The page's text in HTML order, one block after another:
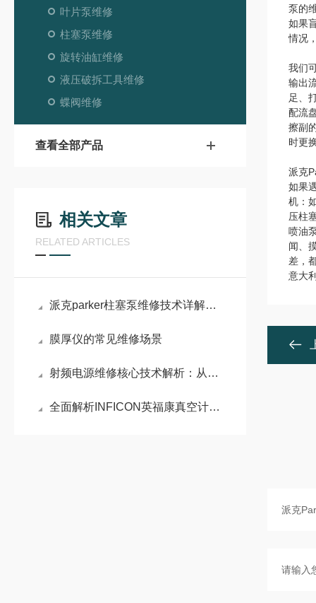
叶片泵维修
柱塞泵维修
旋转油缸维修
液压破拆工具维修
蝶阀维修
查看全部产品
相关文章
RELATED ARTICLES
派克parker柱塞泵维修技术详解：常见故障诊断与维护策略
膜厚仪的常见维修场景
射频电源维修核心技术解析：从电弧防护到精准阻抗匹配
全面解析INFICON英福康真空计维修技术：从故障诊断到专业维护
泵的
如果
情况
我们
输出
足、
配流
擦副
时更
派克
如果
机：
压柱
喷油
闻、
差，
意大